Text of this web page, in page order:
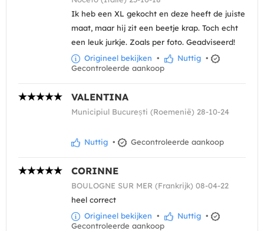
Ik heb een XL gekocht en deze heeft de juiste
maat, maar hij zit een beetje krap. Toch echt
een leuk jurkje. Zoals per foto. Geadviseerd!
Origineel bekijken • Nuttig •
Gecontroleerde aankoop
VALENTINA
Municipiul București (Roemenië) 28-10-24
Nuttig • Gecontroleerde aankoop
CORINNE
BOULOGNE SUR MER (Frankrijk) 08-04-22
heel correct
Origineel bekijken • Nuttig •
Gecontroleerde aankoop